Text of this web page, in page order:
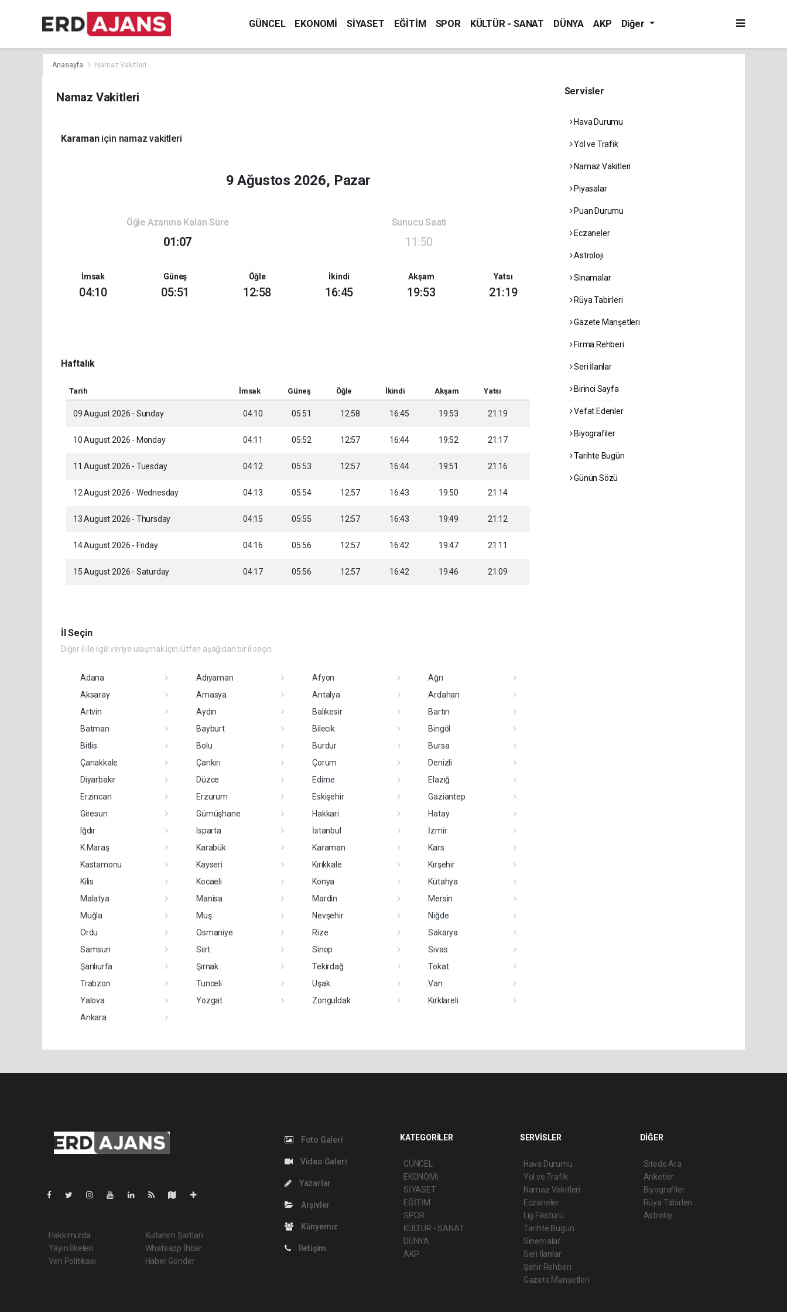
GÜNCEL EKONOMİ SİYASET EĞİTİM SPOR KÜLTÜR - SANAT DÜNYA AKP Diğer
Anasayfa Namaz Vakitleri
Namaz Vakitleri
Karamaniçin namaz vakitleri
9 Ağustos 2026, Pazar
Öğle Azanına Kalan Süre
01:07
Sunucu Saati
11:50
İmsak
04:10
Güneş
05:51
Öğle
12:58
İkindi
16:45
Akşam
19:53
Yatsı
21:19
Haftalık
Tarih İmsak Güneş Öğle İkindi Akşam Yatsı
09 August 2026 - Sunday 04:10 05:51 12:58 16:45 19:53 21:19
10 August 2026 - Monday 04:11 05:52 12:57 16:44 19:52 21:17
11 August 2026 - Tuesday 04:12 05:53 12:57 16:44 19:51 21:16
12 August 2026 - Wednesday 04:13 05:54 12:57 16:43 19:50 21:14
13 August 2026 - Thursday 04:15 05:55 12:57 16:43 19:49 21:12
14 August 2026 - Friday 04:16 05:56 12:57 16:42 19:47 21:11
15 August 2026 - Saturday 04:17 05:56 12:57 16:42 19:46 21:09
İl Seçin
Diğer il ile ilgili veriye ulaşmak için lütfen aşağıdan bir il seçin
Adana Adıyaman Afyon
Ağrı
Aksaray
Amasya Antalya
Ardahan
Artvin
Aydın Balıkesir
Bartın
Batman
Bayburt Bilecik
Bingöl
Bitlis
Bolu Burdur
Bursa
Çanakkale
Çankırı Çorum
Denizli
Diyarbakır
Düzce Edirne
Elazığ
Erzincan
Erzurum Eskişehir
Gaziantep
Giresun
Gümüşhane Hakkari
Hatay
Iğdır
Isparta İstanbul
İzmir
K.Maraş
Karabük Karaman
Kars
Kastamonu
Kayseri Kırıkkale
Kırşehir
Kilis
Kocaeli Konya
Kütahya
Malatya
Manisa Mardin
Mersin
Muğla
Muş Nevşehir
Niğde
Ordu
Osmaniye Rize
Sakarya
Samsun
Siirt Sinop
Sivas
Şanlıurfa
Şırnak Tekirdağ
Tokat
Trabzon
Tunceli Uşak
Van
Yalova
Yozgat Zonguldak
Kırklareli
Ankara
Servisler
Hava Durumu
Yol ve Trafik
Namaz Vakitleri
Piyasalar
Puan Durumu
Eczaneler
Astroloji
Sinamalar
Rüya Tabirleri
Gazete Manşetleri
Firma Rehberi
Seri İlanlar
Birinci Sayfa
Vefat Edenler
Biyografiler
Tarihte Bugün
Günün Sözü
Hakkımızda
Yayın İlkeleri
Veri Politikası
Kullanım Şartları
Whatsapp İhbar
Haber Gönder
Foto Galeri
Video Galeri
Yazarlar
Arşivler
Künyemiz
İletişim
KATEGORİLER
GÜNCEL
EKONOMİ
SİYASET
EĞİTİM
SPOR
KÜLTÜR - SANAT
DÜNYA
AKP
SERVİSLER
Hava Durumu
Yol ve Trafik
Namaz Vakitleri
Eczaneler
Lig Fikstürü
Tarihte Bugün
Sinemalar
Seri İlanlar
Şehir Rehberi
Gazete Manşetleri
DİĞER
Sitede Ara
Anketler
Biyografiler
Rüya Tabirleri
Astroloji